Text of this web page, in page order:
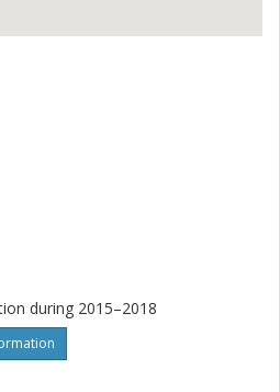
during 2015–2018